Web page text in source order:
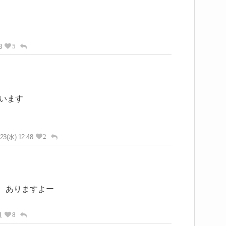
5
ます
水) 12:48 2
りますよー
8